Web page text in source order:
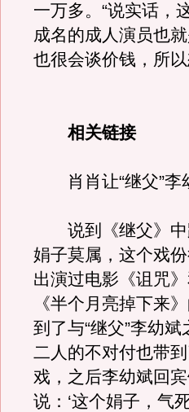
一万多。“说实话，
成名的成人演员也
也很会谈价钱，所
相关链接
肖肖让“继父”李
说到《继父》中
娟子莫属，这个戏
出演过电影《诅咒
《半个月亮掉下来
到了与“继父”李幼
二人的不对付也带
戏，之后李幼斌回
说：‘这个娟子，气